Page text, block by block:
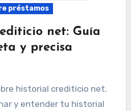
préstamos
net: Guía
y precisa
y entender tu historial